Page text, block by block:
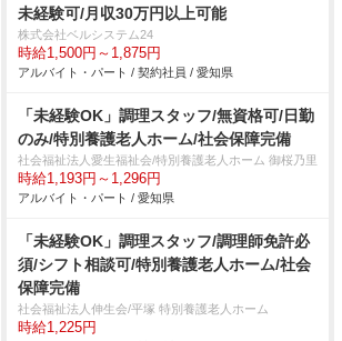
未経験可/月収30万円以上可能
株式会社ベルシステム24
時給1,500円～1,875円
アルバイト・パート / 契約社員 / 愛知県
「未経験OK」調理スタッフ/無資格可/日勤
のみ/特別養護老人ホーム/社会保障完備
社会福祉法人愛生福祉会/特別養護老人ホーム 御桜乃里
時給1,193円～1,296円
アルバイト・パート / 愛知県
「未経験OK」調理スタッフ/調理師免許必
須/シフト相談可/特別養護老人ホーム/社会
保障完備
社会福祉法人伸生会/平塚 特別養護老人ホーム
時給1,225円